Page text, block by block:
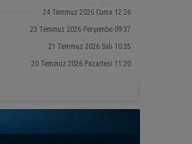
24 Temmuz 2026 Cuma 12:26
23 Temmuz 2026 Perşembe 09:37
21 Temmuz 2026 Salı 10:25
20 Temmuz 2026 Pazartesi 11:20